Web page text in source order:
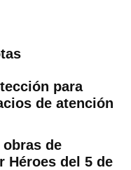
para
de atención
obras de
Héroes del 5 de